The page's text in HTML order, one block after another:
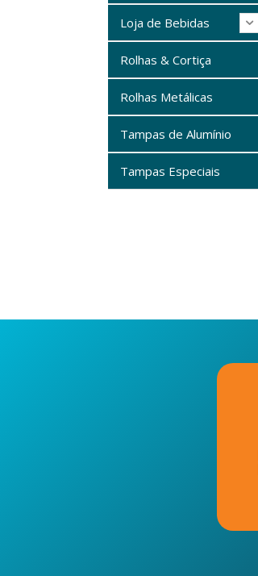
Loja de Bebidas
Rolhas & Cortiça
Rolhas Metálicas
Tampas de Alumínio
Tampas Especiais